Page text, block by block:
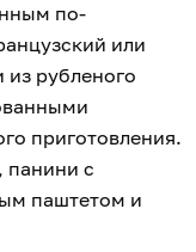
по-
или
из рубленого
приготовления.
панини с
паштетом и